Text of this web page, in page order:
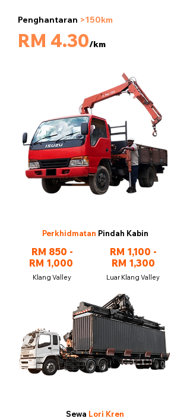
Penghantaran >150km
RM 4.30/km
Perkhidmatan Pindah Kabin
RM 850 -
RM 1,000
Klang Valley
RM 1,100 -
RM 1,300
Luar Klang Valley
Sewa Lori Kren